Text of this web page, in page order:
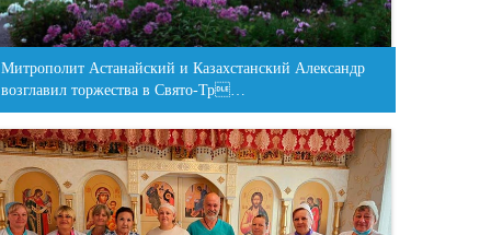
Митрополит Астанайский и Казахстанский Александр
возглавил торжества в Свято-Тр…